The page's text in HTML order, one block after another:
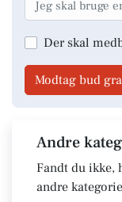
Der skal
Modtag bud
Andre
Fandt du ikke,
andre